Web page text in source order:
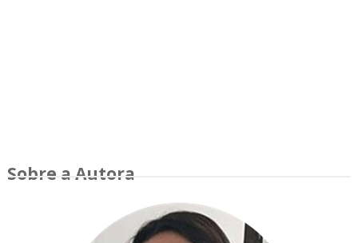
Sobre a Autora